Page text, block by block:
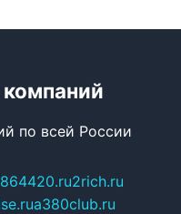
по всей России
2rich.ru
a380club.ru